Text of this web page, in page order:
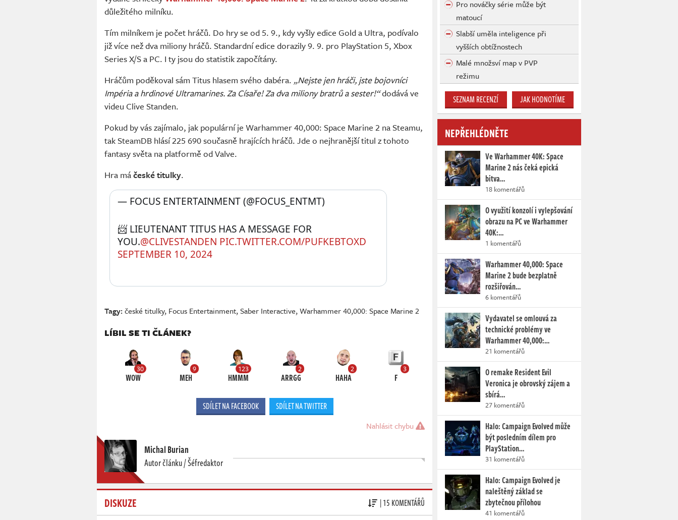
důležitého milníku.
Tím milníkem je počet hráčů. Do hry se od 5. 9., kdy vyšly edice Gold a Ultra, podívalo
již více než dva miliony hráčů. Standardní edice dorazily 9. 9. pro PlayStation 5, Xbox
Series X/S a PC. I ty jsou do statistik započítány.
Hráčům poděkoval sám Titus hlasem svého dabéra. „Nejste jen hráči, jste bojovníci
Impéria a hrdinové Ultramarines. Za Císaře! Za dva miliony bratrů a sester!“dodává ve
videu Clive Standen.
Pokud by vás zajímalo, jak populární je Warhammer 40,000: Space Marine 2 na Steamu,
tak SteamDB hlásí 225 690 současně hrajících hráčů. Jde o nejhranější titul z tohoto
fantasy světa na platformě od Valve.
Hra máčeské titulky.
📨 LIEUTENANT TITUS HAS A MESSAGE FOR
YOU.@CLIVESTANDEN PIC.TWITTER.COM/PUFKEBTOXD
— FOCUS ENTERTAINMENT (@FOCUS_ENTMT)
SEPTEMBER 10, 2024
Tagy:české titulky, Focus Entertainment,Saber Interactive,Warhammer 40,000: Space Marine 2
LÍBIL SE TI ČLÁNEK?
30
WOW
9
MEH
123
HMMM
2
ARRGG
2
HAHA
3
F
SDÍLET NA FACEBOOK SDÍLET NA TWITTER
Nahlásit chybu
Michal Burian
Autor článku / Šéfredaktor
DISKUZE | 15 KOMENTÁŘŮ
Pro nováčky série může být
matoucí
Slabší uměla inteligence při
vyšších obtížnostech
Malé množsví map v PVP
režimu
SEZNAM RECENZÍ JAK HODNOTÍME
NEPŘEHLÉDNĚTE
Ve Warhammer 40K: Space
Marine 2 nás čeká epická
bitva…
18 komentářů
O využití konzolí i vylepšování
obrazu na PC ve Warhammer
40K:…
1 komentářů
Warhammer 40,000: Space
Marine 2 bude bezplatně
rozšiřován…
6 komentářů
Vydavatel se omlouvá za
technické problémy ve
Warhammer 40,000:…
21 komentářů
O remake Resident Evil
Veronica je obrovský zájem a
sbírá…
27 komentářů
Halo: Campaign Evolved může
být posledním dílem pro
PlayStation…
31 komentářů
Halo: Campaign Evolved je
naleštěný základ se
zbytečnou přílohou
41 komentářů